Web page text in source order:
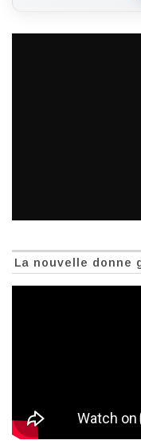
La nouvelle donne